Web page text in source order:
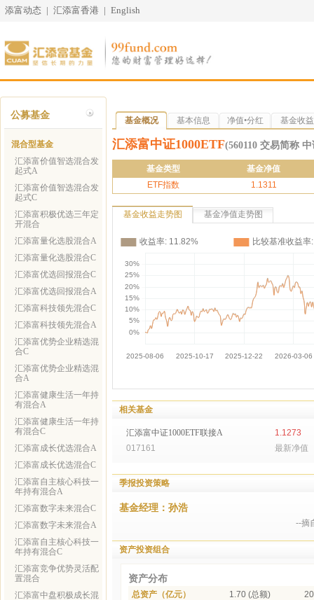
添富动态 | 汇添富香港 | English
公募基金
混合型基金
汇添富价值智选混合发
起式A
汇添富价值智选混合发
起式C
汇添富积极优选三年定
开混合
汇添富量化选股混合A
汇添富量化选股混合C
汇添富优选回报混合C
汇添富优选回报混合A
汇添富科技领先混合C
汇添富科技领先混合A
汇添富优势企业精选混
合C
汇添富优势企业精选混
合A
汇添富健康生活一年持
有混合A
汇添富健康生活一年持
有混合C
汇添富成长优选混合A
汇添富成长优选混合C
汇添富自主核心科技一
年持有混合A
汇添富数字未来混合C
汇添富数字未来混合A
汇添富自主核心科技一
年持有混合C
汇添富竞争优势灵活配
置混合
汇添富中盘积极成长混
基金概况 基本信息 净值•分红 基金收益
汇添富中证1000ETF(560110 交易简称
基金类型
基金净值
ETF指数
1.1311
基金收益走势图 基金净值走势图
相关基金
汇添富中证1000ETF联接A
017161
1.1273
最新净值
季报投资策略
基金经理：孙浩
--摘
资产投资组合
资产分布
总资产（亿元） 1.70 (总额)